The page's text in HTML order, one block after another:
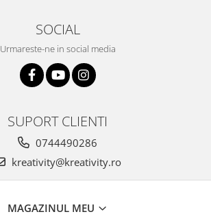
SOCIAL
Urmareste-ne in social media
SUPORT CLIENTI
0744490286
kreativity@kreativity.ro
MAGAZINUL MEU